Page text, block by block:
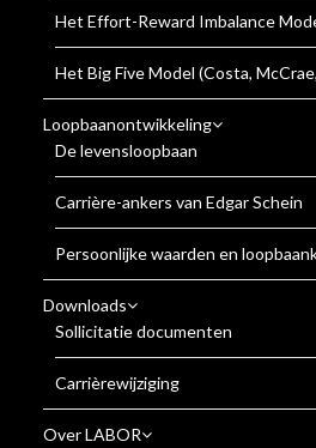
Het Effort-Reward Imbalance
Het Big Five Model (Costa,
Loopbaanontwikkeling
De levensloopbaan
Carrière-ankers van Edgar Schein
Persoonlijke waarden en
Downloads
Sollicitatie documenten
Carrièrewijziging
Over LABOR